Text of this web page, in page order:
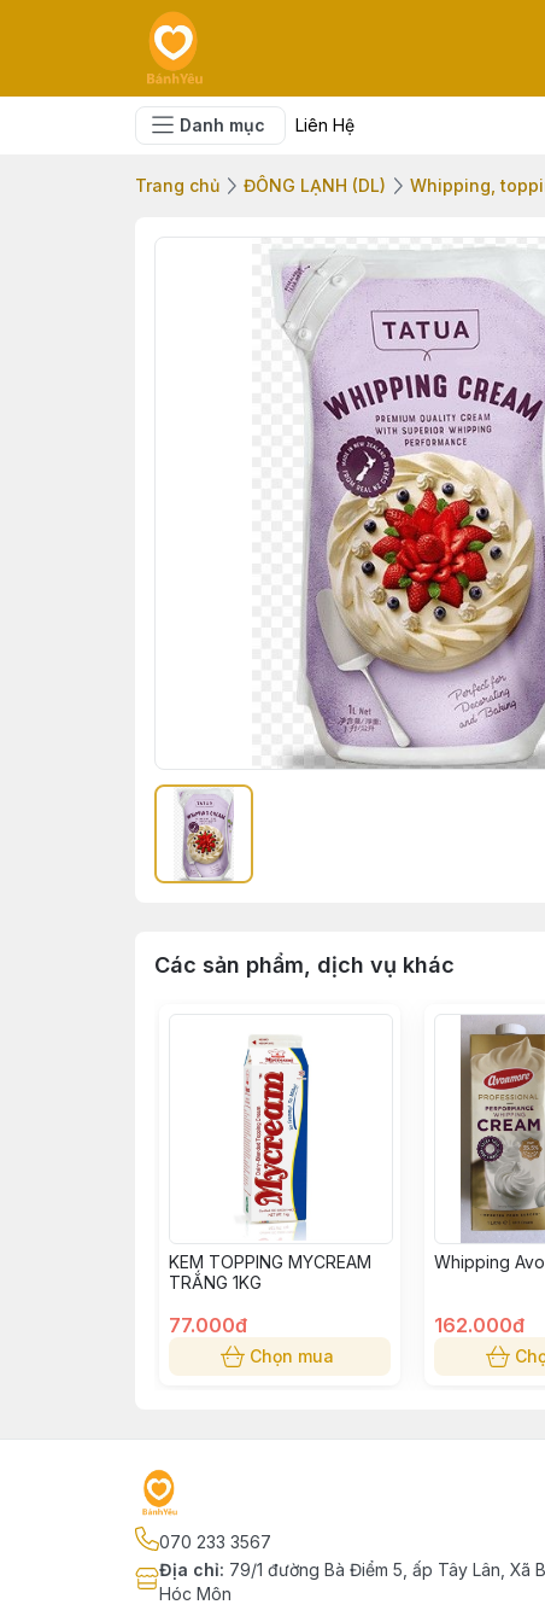
Danh mục Liên Hệ
Trang chủ ĐÔNG LẠNH (DL) Whipping,
Các sản phẩm, dịch vụ khác
KEM TOPPING MYCREAM
TRẮNG 1KG
77.000đ
Chọn mua
Whipping
162.000đ
070 233 3567
Địa chỉ: 79/1 đường Bà Điểm 5, ấp Tây Lân, Xã
Hóc Môn